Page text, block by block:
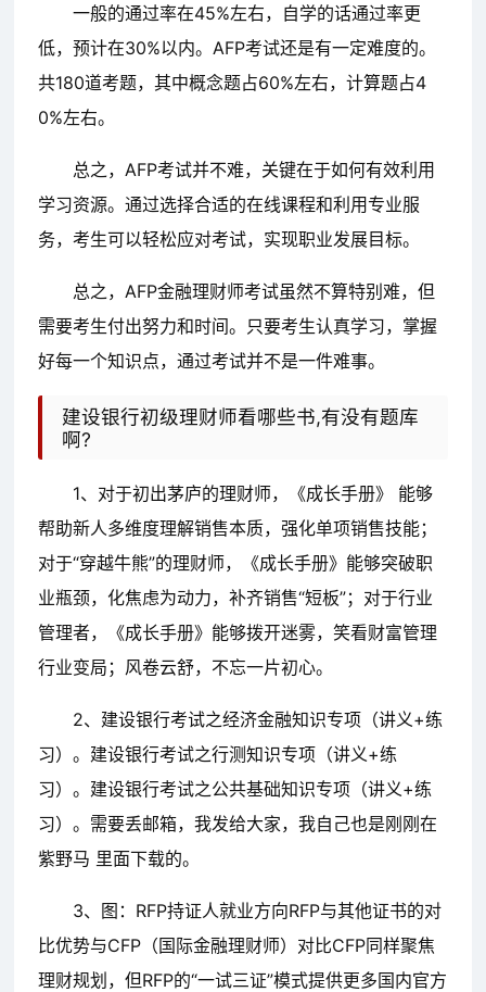
一般的通过率在45%左右，自学的话通过率更
低，预计在30%以内。AFP考试还是有一定难度的。
共180道考题，其中概念题占60%左右，计算题占4
0%左右。
总之，AFP考试并不难，关键在于如何有效利用
学习资源。通过选择合适的在线课程和利用专业服
务，考生可以轻松应对考试，实现职业发展目标。
总之，AFP金融理财师考试虽然不算特别难，但
需要考生付出努力和时间。只要考生认真学习，掌握
好每一个知识点，通过考试并不是一件难事。
建设银行初级理财师看哪些书,有没有题库
啊?
1、对于初出茅庐的理财师，《成长手册》 能够
帮助新人多维度理解销售本质，强化单项销售技能；
对于“穿越牛熊”的理财师，《成长手册》能够突破职
业瓶颈，化焦虑为动力，补齐销售“短板”；对于行业
管理者，《成长手册》能够拨开迷雾，笑看财富管理
行业变局；风卷云舒，不忘一片初心。
2、建设银行考试之经济金融知识专项（讲义+练
习）。建设银行考试之行测知识专项（讲义+练
习）。建设银行考试之公共基础知识专项（讲义+练
习）。需要丢邮箱，我发给大家，我自己也是刚刚在
紫野马 里面下载的。
3、图：RFP持证人就业方向RFP与其他证书的对
比优势与CFP（国际金融理财师）对比CFP同样聚焦
理财规划，但RFP的“一试三证”模式提供更多国内官方